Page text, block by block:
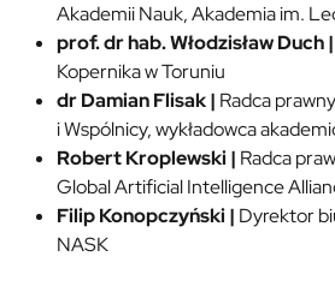
Akademii Nauk, Akademia im.
prof. dr hab. Włodzisław Duch|
Kopernika w Toruniu
dr Damian Flisak| Radca
i Wspólnicy, wykładowca
Robert Kroplewski | Radca
Global Artificial Intelligence
Filip Konopczyński| Dyrektor
NASK